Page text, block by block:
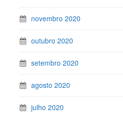
novembro 2020
outubro 2020
setembro 2020
agosto 2020
julho 2020